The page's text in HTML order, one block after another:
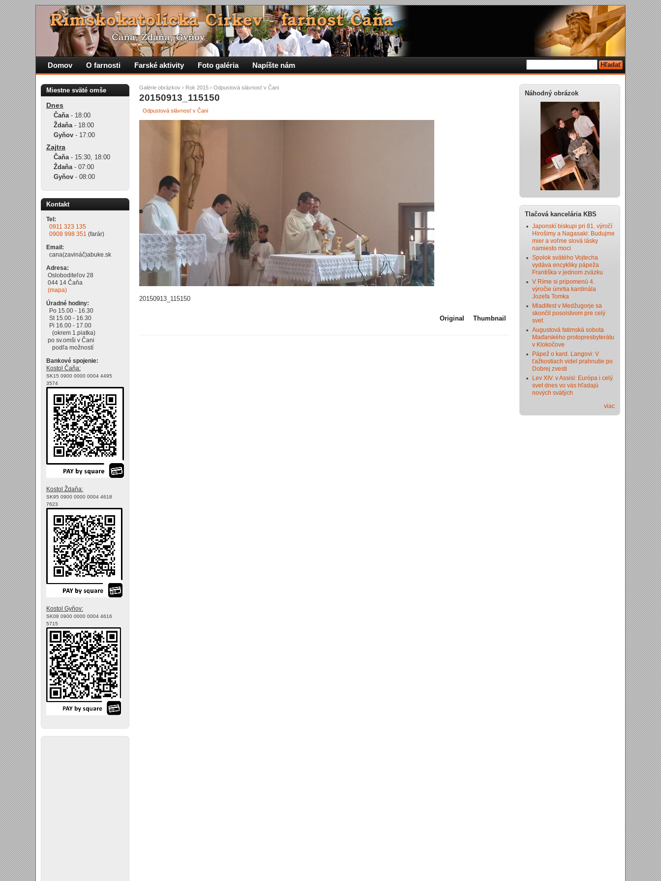
Galérie obrázkov › Rok 2015 › Odpustová slávnosť v Čani
20150913_115150
Odpustová slávnosť v Čani
20150913_115150
Original Thumbnail
Domov O farnosti Farské aktivity Foto galéria Napíšte nám
Miestne sväté omše
Dnes
Čaňa- 18:00
Ždaňa- 18:00
Gyňov - 17:00
Zajtra
Čaňa- 15:30, 18:00
Ždaňa- 07:00
Gyňov - 08:00
Kontakt
Tel:
0911 323 135
0908 998 351 (farár)
Email:
cana(zavináč)abuke.sk
Adresa:
Osloboditeľov 28
044 14 Čaňa
(mapa)
Úradné hodiny:
Po 15.00 - 16.30
St 15.00 - 16.30
Pi 16.00 - 17.00
(okrem 1.piatka)
po sv.omši v Čani
podľa možností
Bankové spojenie:
Kostol Čaňa:
SK15 0900 0000 0004 4495
3574
Kostol Ždaňa:
SK95 0900 0000 0004 4618
7623
Kostol Gyňov:
SK08 0900 0000 0004 4616
5715
Náhodný obrázok
Tlačová kancelária KBS
Japonskí biskupi pri 81. výročí
Hirošimy a Nagasaki: Budujme
mier a voľme slová lásky
namiesto moci
Spolok svätého Vojtecha
vydáva encykliky pápeža
Františka v jednom zväzku
V Ríme si pripomenú 4.
výročie úmrtia kardinála
Jozefa Tomka
Mladifest v Medžugorje sa
skončil posolstvom pre celý
svet
Augustová fatimská sobota
Maďarského protopresbyterátu
v Klokočove
Pápež o kard. Langovi: V
ťažkostiach videl prahnutie po
Dobrej zvesti
Lev XIV. v Assisi: Európa i celý
svet dnes vo vás hľadajú
nových svätých
viac